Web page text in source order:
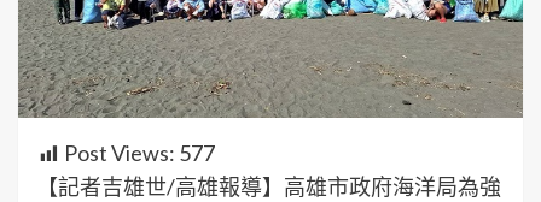
Post Views: 577
【記者吉雄世/高雄報導】高雄市政府海洋局為強